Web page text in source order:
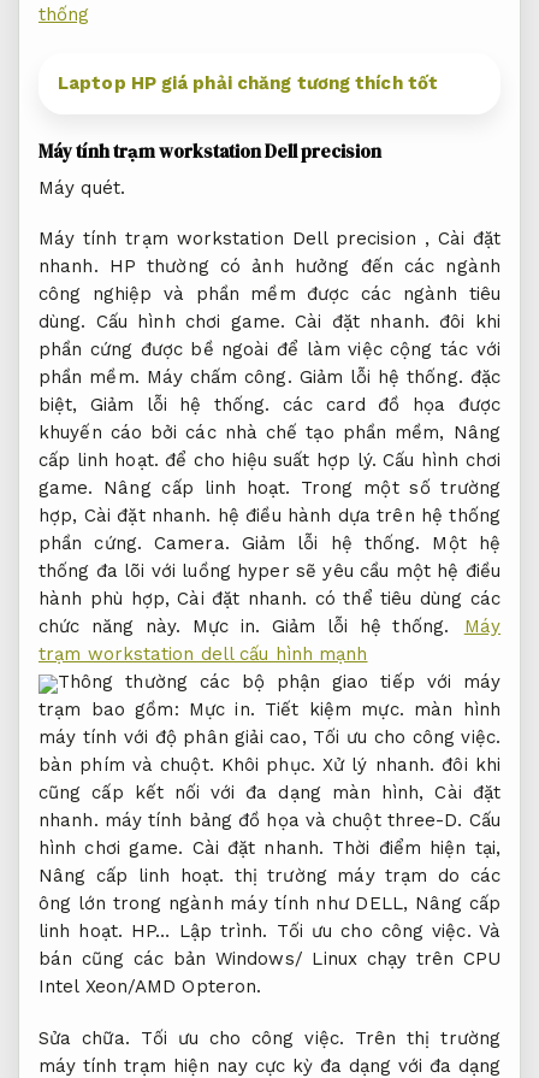
thống
Laptop HP giá phải chăng tương thích tốt
Máy tính trạm workstation Dell precision
Máy quét.
Máy tính trạm workstation Dell precision , Cài đặt
nhanh. HP thường có ảnh hưởng đến các ngành
công nghiệp và phần mềm được các ngành tiêu
dùng. Cấu hình chơi game. Cài đặt nhanh. đôi khi
phần cứng được bề ngoài để làm việc cộng tác với
phần mềm. Máy chấm công. Giảm lỗi hệ thống. đặc
biệt, Giảm lỗi hệ thống. các card đồ họa được
khuyến cáo bởi các nhà chế tạo phần mềm, Nâng
cấp linh hoạt. để cho hiệu suất hợp lý.Cấu hình chơi
game.
Nâng cấp linh hoạt. Trong một số trường
hợp, Cài đặt nhanh. hệ điều hành dựa trên hệ thống
phần cứng. Camera. Giảm lỗi hệ thống. Một hệ
thống đa lõi với luồng hyper sẽ yêu cầu một hệ điều
hành phù hợp,Cài đặt nhanh. có thể tiêu dùng các
chức năng này. Mực in. Giảm lỗi hệ thống.
Máy
trạm workstation dell cấu hình mạnh
Thông thường các bộ phận giao tiếp với máy
trạm bao gồm: Mực in. Tiết kiệm mực. màn hình
máy tính với độ phân giải cao, Tối ưu cho công việc.
bàn phím và chuột. Khôi phục. Xử lý nhanh. đôi khi
cũng cấp kết nối với đa dạng màn hình,Cài đặt
nhanh. máy tính bảng đồ họa và chuột three-D. Cấu
hình chơi game. Cài đặt nhanh. Thời điểm hiện tại,
Nâng cấp linh hoạt. thị trường máy trạm do các
ông lớn trong ngành máy tính như DELL, Nâng cấp
linh hoạt. HP… Lập trình. Tối ưu cho công việc. Và
bán cũng các bản Windows/ Linux chạy trên CPU
Intel Xeon/AMD Opteron.
Sửa chữa. Tối ưu cho công việc. Trên thị trường
máy tính trạm hiện nay cực kỳ đa dạng với đa dạng